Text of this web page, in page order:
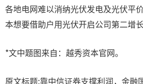
各地电网难以消纳光伏发电及光伏平
本想要借助户用光伏开启公司第二增
*文中题图来自：越秀资本官网。
原文标题:靠中信证券支撑利润，金融